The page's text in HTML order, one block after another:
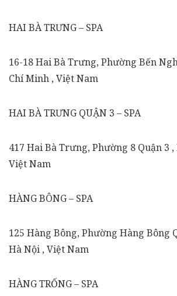
HAI BÀ TRƯNG – SPA
16-18 Hai Bà Trưng, Phường Bến
Chí Minh , Việt Nam
HAI BÀ TRƯNG QUẬN 3 – SPA
417 Hai Bà Trưng, Phường 8 Quận 3
Việt Nam
HÀNG BÔNG – SPA
125 Hàng Bông, Phường Hàng Bông
Hà Nội , Việt Nam
HÀNG TRỐNG – SPA